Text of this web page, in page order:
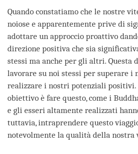
Quando constatiamo che le nostre
noiose e apparentemente prive di
adottare un approccio proattivo
direzione positiva che sia
stessi ma anche per gli altri. Questa
lavorare su noi stessi per superare i
realizzare i nostri potenziali positivi.
obiettivo è fare questo, come i
e gli esseri altamente realizzati
tuttavia, intraprendere questo
notevolmente la qualità della nostra